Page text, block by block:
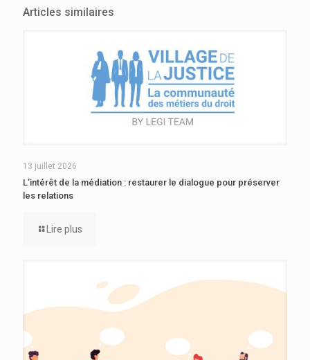
Articles similaires
13 juillet 2026
L’intérêt de la médiation : restaurer le dialogue pour préserver
les relations
Lire plus